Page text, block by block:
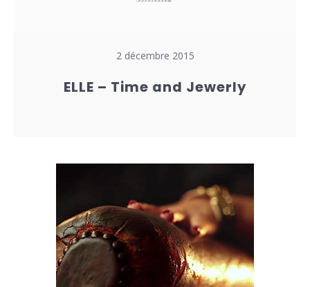
2 décembre 2015
ELLE – Time and Jewerly